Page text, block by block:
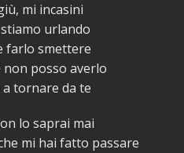
mi incasini
urlando
farlo smettere
non posso averlo
tornare da te
lo saprai mai
mi hai fatto passare